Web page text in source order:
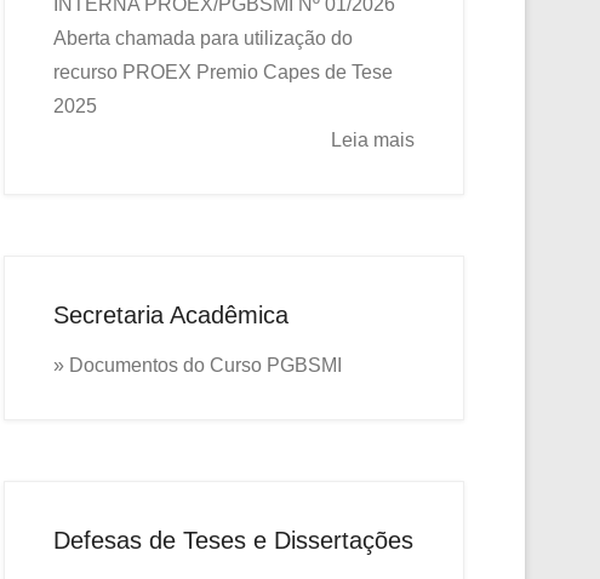
INTERNA PROEX/PGBSMI Nº 01/2026
Aberta chamada para utilização do
recurso PROEX Premio Capes de Tese
2025
Leia mais
Secretaria Acadêmica
» Documentos do Curso PGBSMI
Defesas de Teses e Dissertações